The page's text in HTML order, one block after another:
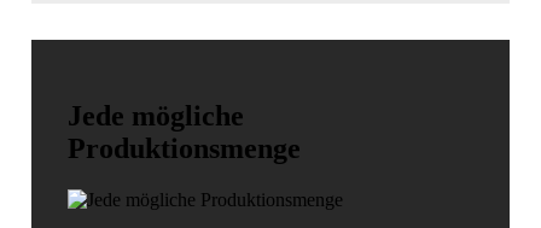
Jede mögliche
Produktionsmenge